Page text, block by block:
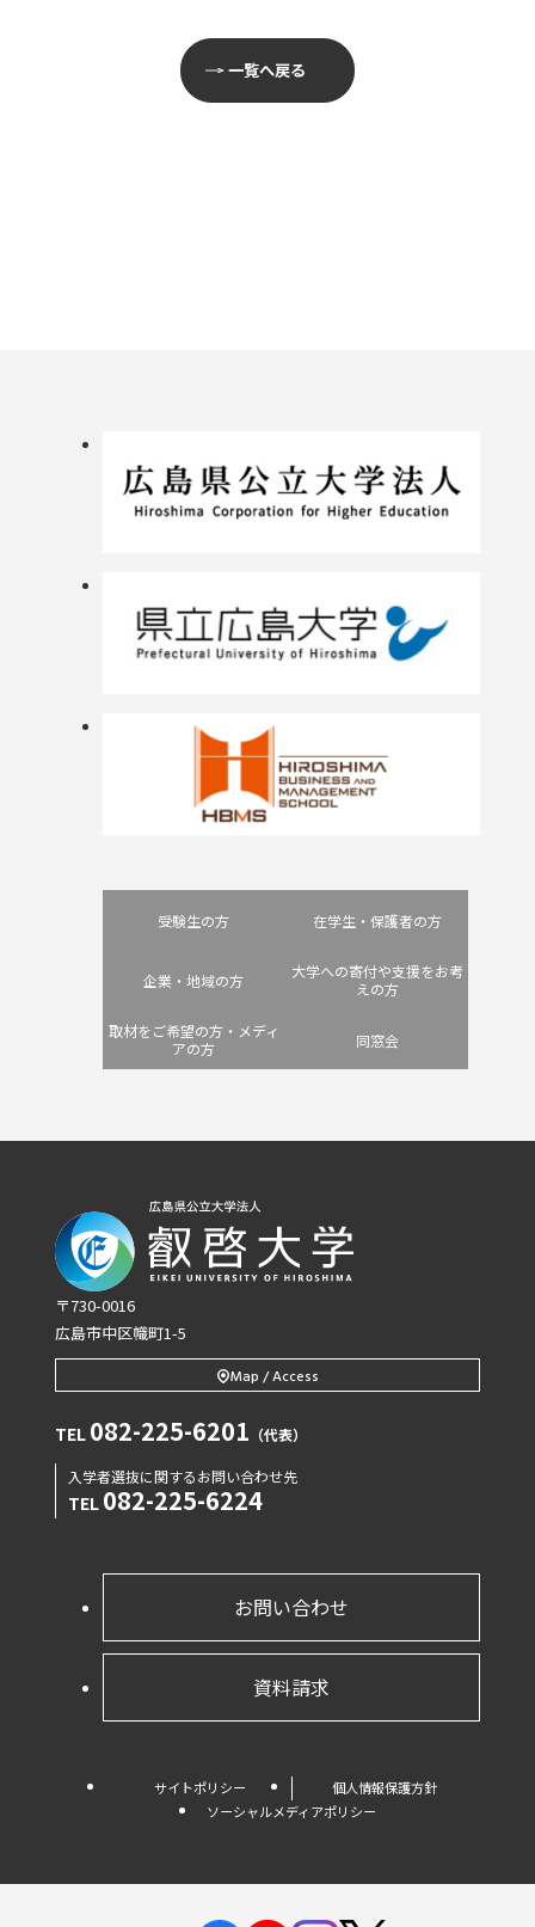
一覧へ戻る
受験生の方 在学生・保護者の方
企業・地域の方
大学への寄付や支援をお考
えの方
取材をご希望の方・メディ
アの方
同窓会
〒730-0016
広島市中区幟町1-5
Map / Access
TEL 082-225-6201 （代表）
入学者選抜に関するお問い合わせ先
TEL 082-225-6224
お問い合わせ
資料請求
サイトポリシー
個人情報保護方針
ソーシャルメディアポリシー